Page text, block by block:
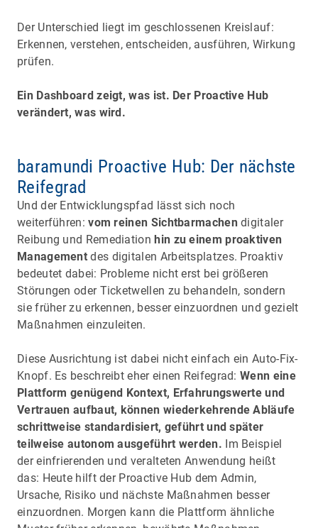
Der Unterschied liegt im geschlossenen Kreislauf:
Erkennen, verstehen, entscheiden, ausführen, Wirkung
prüfen.
Ein Dashboard zeigt, was ist. Der Proactive Hub
verändert, was wird.
baramundi Proactive Hub: Der nächste
Reifegrad
Und der Entwicklungspfad lässt sich noch
weiterführen:vom reinen Sichtbarmachen digitaler
Reibung und Remediationhin zu einem proaktiven
Management des digitalen Arbeitsplatzes. Proaktiv
bedeutet dabei: Probleme nicht erst bei größeren
Störungen oder Ticketwellen zu behandeln, sondern
sie früher zu erkennen, besser einzuordnen und gezielt
Maßnahmen einzuleiten.
Diese Ausrichtung ist dabei nicht einfach ein Auto-Fix-
Knopf. Es beschreibt eher einen Reifegrad:Wenn eine
Plattform genügend Kontext, Erfahrungswerte und
Vertrauen aufbaut, können wiederkehrende Abläufe
schrittweise standardisiert, geführt und später
teilweise autonom ausgeführt werden. Im Beispiel
der einfrierenden und veralteten Anwendung heißt
das: Heute hilft der Proactive Hub dem Admin,
Ursache, Risiko und nächste Maßnahmen besser
einzuordnen. Morgen kann die Plattform ähnliche